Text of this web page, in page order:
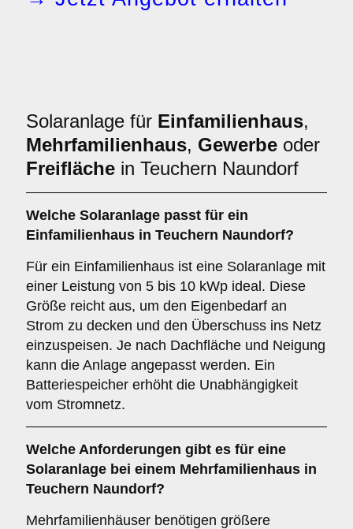
Solaranlage für Einfamilienhaus,
Mehrfamilienhaus, Gewerbe oder
Freifläche in Teuchern Naundorf
Welche Solaranlage passt für ein
Einfamilienhaus in Teuchern Naundorf?
Für ein Einfamilienhaus ist eine Solaranlage mit
einer Leistung von 5 bis 10 kWp ideal. Diese
Größe reicht aus, um den Eigenbedarf an
Strom zu decken und den Überschuss ins Netz
einzuspeisen. Je nach Dachfläche und Neigung
kann die Anlage angepasst werden. Ein
Batteriespeicher erhöht die Unabhängigkeit
vom Stromnetz.
Welche Anforderungen gibt es für eine
Solaranlage bei einem Mehrfamilienhaus in
Teuchern Naundorf?
Mehrfamilienhäuser benötigen größere